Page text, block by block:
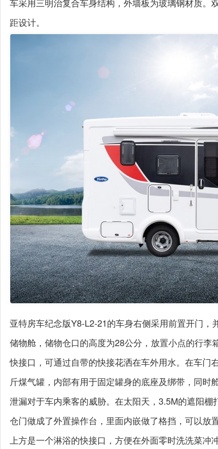
距设计。
亚特房车纪念版Y8-L2-21的车身右侧采用前置开门
储物舱，储物仓口的高度为28公分，放置小点的行
快接口，可通过自带的快接花洒在车外用水。在车
斤煤气罐，内部有用于固定罐身的底座及绑带，同
泄漏对于车内乘客的威胁。在太阳天，3.5M的遮阳
仓门做成了外置操作台，里面内嵌做了格挡，可以
上方是一个淋浴的快接口，方便在外面零时洗洗菜冲